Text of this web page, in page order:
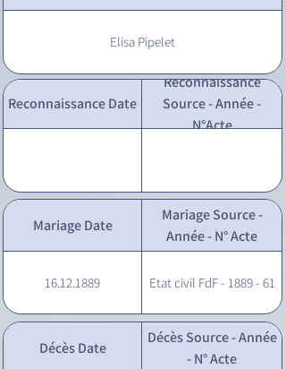
Elisa Pipelet
Reconnaissance Date
Reconnaissance
Source - Année -
N°Acte
Mariage Date
Mariage Source -
Année - N° Acte
16.12.1889 Etat civil FdF - 1889 - 61
Décès Date
Décès Source - Année
- N° Acte